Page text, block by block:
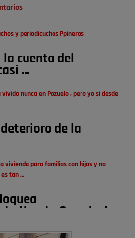
y periodicuchos Ppineros
la cuenta del
…
vivido nunca en Pozuelo , pero yo si desde
de la
vivienda para familias con hijos y no
es tan …
Huerta Grande: las